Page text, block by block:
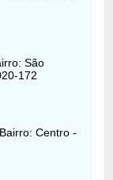
São
172
Centro -